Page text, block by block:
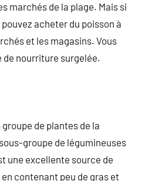
marchés de la plage. Mais si
acheter du poisson à
et les magasins. Vous
de nourriture surgelée.
de plantes de la
groupe de légumineuses
une excellente source de
contenant peu de gras et